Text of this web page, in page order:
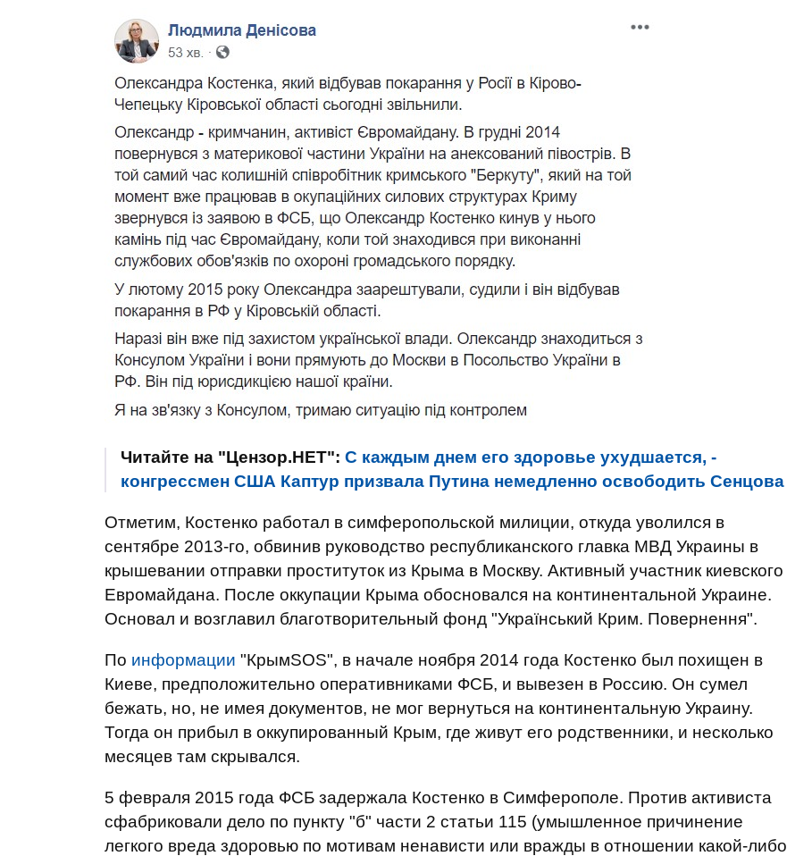
Читайте на "Цензор.НЕТ": С каждым днем его здоровье ухудшается, -
конгрессмен США Каптур призвала Путина немедленно освободить Сенцова
Отметим, Костенко работал в симферопольской милиции, откуда уволился в
сентябре 2013-го, обвинив руководство республиканского главка МВД Украины в
крышевании отправки проституток из Крыма в Москву. Активный участник киевского
Евромайдана. После оккупации Крыма обосновался на континентальной Украине.
Основал и возглавил благотворительный фонд "Український Крим. Повернення".
По информации "КрымSOS", в начале ноября 2014 года Костенко был похищен в
Киеве, предположительно оперативниками ФСБ, и вывезен в Россию. Он сумел
бежать, но, не имея документов, не мог вернуться на континентальную Украину.
Тогда он прибыл в оккупированный Крым, где живут его родственники, и несколько
месяцев там скрывался.
5 февраля 2015 года ФСБ задержала Костенко в Симферополе. Против активиста
сфабриковали дело по пункту "б" части 2 статьи 115 (умышленное причинение
легкого вреда здоровью по мотивам ненависти или вражды в отношении какой-либо